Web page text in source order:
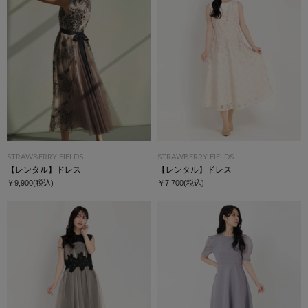
STRAWBERRY-FIELDS
【レンタル】ドレス
￥9,900(税込)
STRAWBERRY-FIELDS
【レンタル】ドレス
￥7,700(税込)